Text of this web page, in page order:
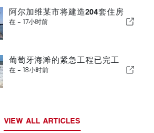
阿尔加维某市将建造204套住房
在 - 17小时前
葡萄牙海滩的紧急工程已完工
在 - 18小时前
VIEW ALL ARTICLES